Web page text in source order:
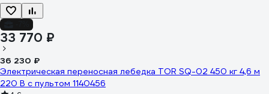
33 770 ₽
36 230 ₽
Электрическая переносная лебедка TOR SQ-02 450 кг 4,6 м
220 В с пультом 1140456